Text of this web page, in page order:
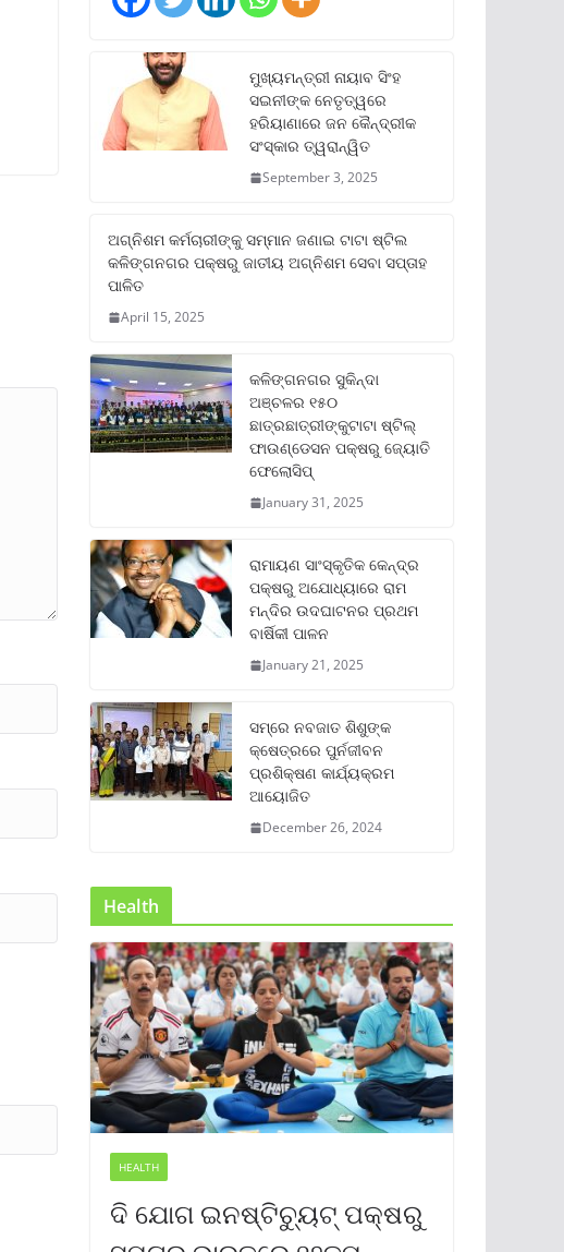
ମୁଖ୍ୟମନ୍ତ୍ରୀ ନାୟାବ ସିଂହ
ସଇନୀଙ୍କ ନେତୃତ୍ୱରେ
ହରିୟାଣାରେ ଜନ କୈନ୍ଦ୍ରୀକ
ସଂସ୍କାର ତ୍ୱରାନ୍ୱିତ
September 3, 2025
ଅଗ୍ନିଶମ କର୍ମଚାରୀଙ୍କୁ ସମ୍ମାନ ଜଣାଇ ଟାଟା ଷ୍ଟିଲ
କଳିଙ୍ଗନଗର ପକ୍ଷରୁ ଜାତୀୟ ଅଗ୍ନିଶମ ସେବା ସପ୍ତାହ
ପାଳିତ
April 15, 2025
କଳିଙ୍ଗନଗର ସୁକିନ୍ଦା
ଅଞ୍ଚଳର ୧୫୦
ଛାତ୍ରଛାତ୍ରୀଙ୍କୁଟାଟା ଷ୍ଟିଲ୍
ଫାଉଣ୍ଡେସନ ପକ୍ଷରୁ ଜ୍ୟୋତି
ଫେଲୋସିପ୍‌
January 31, 2025
ରାମାୟଣ ସାଂସ୍କୃତିକ କେନ୍ଦ୍ର
ପକ୍ଷରୁ ଅଯୋଧ୍ୟାରେ ରାମ
ମନ୍ଦିର ଉଦଘାଟନର ପ୍ରଥମ
ବାର୍ଷିକୀ ପାଳନ
January 21, 2025
ସମ୍‌ରେ ନବଜାତ ଶିଶୁଙ୍କ
କ୍ଷେତ୍ରରେ ପୁର୍ନଜୀବନ
ପ୍ରଶିକ୍ଷଣ କାର୍ଯ୍ୟକ୍ରମ
ଆୟୋଜିତ
December 26, 2024
Health
HEALTH
ଦି ଯୋଗ ଇନଷ୍ଟିଚ୍ୟୁଟ୍ ପକ୍ଷରୁ